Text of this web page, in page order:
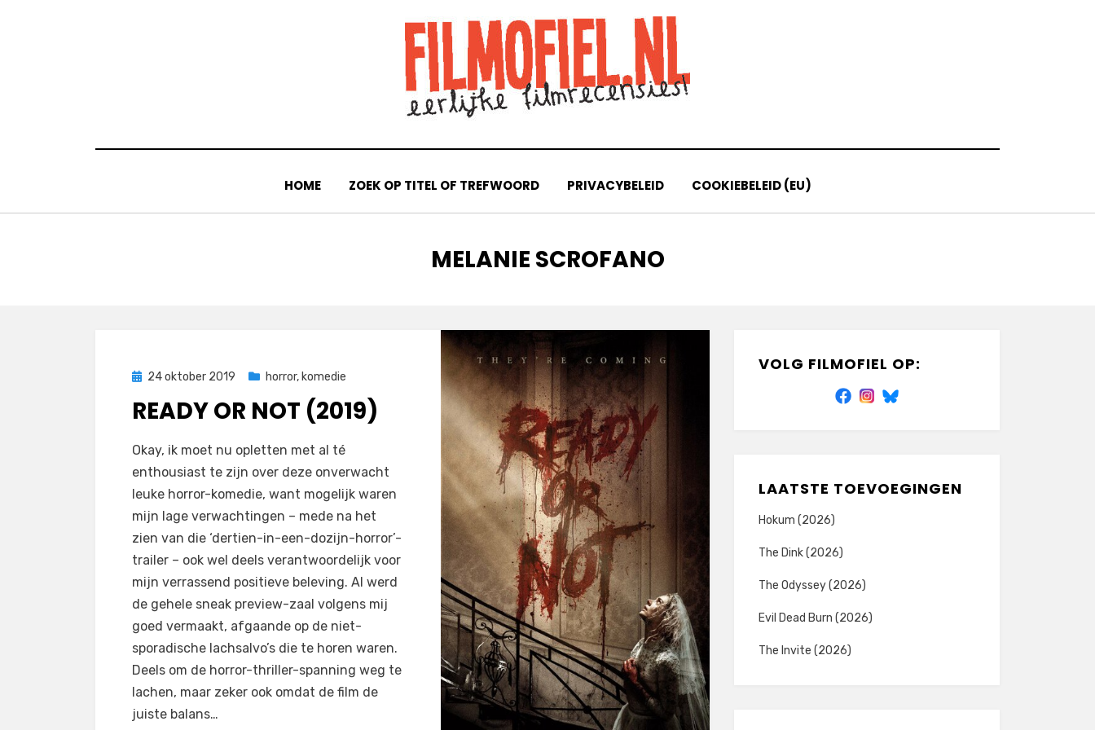
HOME ZOEK OP TITEL OF TREFWOORD PRIVACYBELEID COOKIEBELEID (EU)
TAG
:
MELANIE SCROFANO
Geplaatst
24 oktober 2019 horror, komedie
READY OR NOT (2019)
doorFilmofiel.nl
Laat een reactie achterop
Ready
Okay, ik moet nu opletten met al té
enthousiast te zijn over deze onverwacht
leuke horror-komedie, want mogelijk waren
mijn lage verwachtingen – mede na het
zien van die ‘dertien-in-een-dozijn-horror’-
trailer – ook wel deels verantwoordelijk voor
mijn verrassend positieve beleving. Al werd
de gehele sneak preview-zaal volgens mij
goed vermaakt, afgaande op de niet-
sporadische lachsalvo’s die te horen waren.
Deels om de horror-thriller-spanning weg te
lachen, maar zeker ook omdat de film de
juiste balans…
VOLG FILMOFIEL OP:
LAATSTE TOEVOEGINGEN
Hokum (2026)
The Dink (2026)
The Odyssey (2026)
Evil Dead Burn (2026)
The Invite (2026)